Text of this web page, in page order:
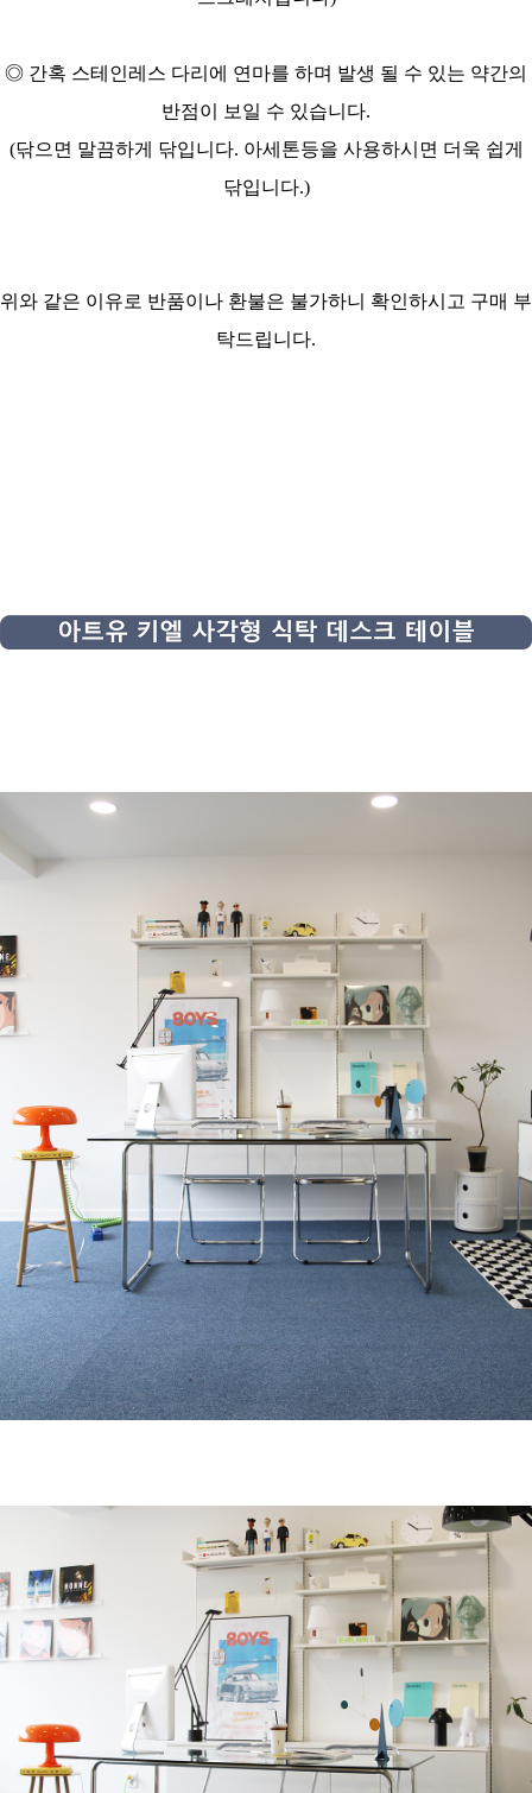
◎ 간혹 스테인레스 다리에 연마를 하며 발생 될 수 있는 약간의
반점이 보일 수 있습니다.
(닦으면 말끔하게 닦입니다. 아세톤등을 사용하시면 더욱 쉽게
닦입니다.)
위와 같은 이유로 반품이나 환불은 불가하니 확인하시고 구매 부
탁드립니다.